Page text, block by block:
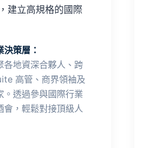
建立高規格的國際
策層：
各地資深合夥人、跨
高管、商界領袖及
。透過參與國際行業
會，輕鬆對接頂級人